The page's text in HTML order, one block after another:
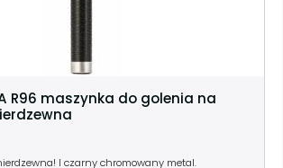
R96 maszynka do golenia na
I czarny chromowany metal.